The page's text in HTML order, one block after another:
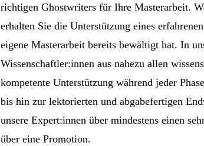
richtigen Ghostwriters für Ihre Masterarbeit.
erhalten Sie die Unterstützung eines
eigene Masterarbeit bereits bewältigt hat. In
Wissenschaftler:innen aus nahezu allen
kompetente Unterstützung während jeder
bis hin zur lektorierten und abgabefertigen
unsere Expert:innen über mindestens einen
über eine Promotion.